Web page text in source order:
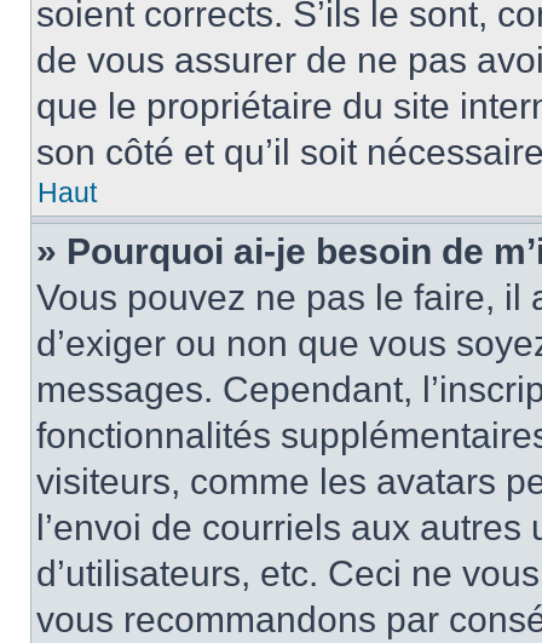
soient corrects. S’ils le sont,
de vous assurer de ne pas
que le propriétaire du site
son côté et qu’il soit
Haut
» Pourquoi ai-je besoin de
Vous pouvez ne pas le faire, il
d’exiger ou non que vous
messages. Cependant,
fonctionnalités
visiteurs, comme les avatars
l’envoi de courriels aux
d’utilisateurs, etc. Ceci ne
vous recommandons par